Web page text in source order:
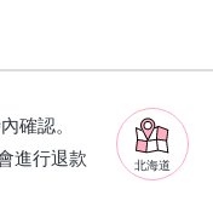
北海道
確認。
進行退款